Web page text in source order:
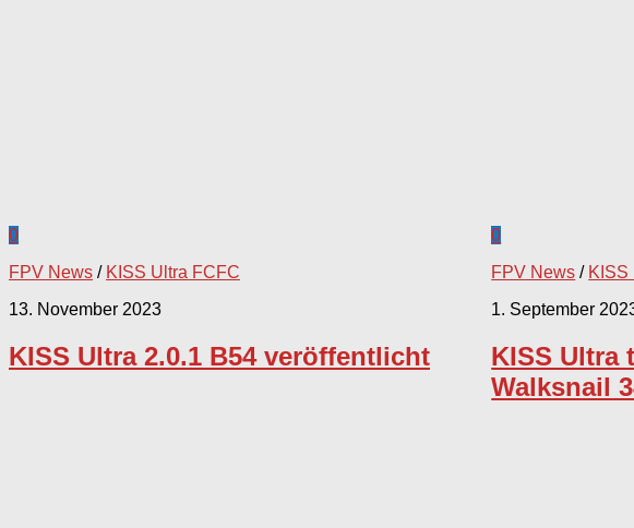
0
FPV News / KISS Ultra FCFC
13. November 2023
KISS Ultra 2.0.1 B54 veröffentlicht
0
FPV News / KISS
1. September
KISS Ultra
Walksnail